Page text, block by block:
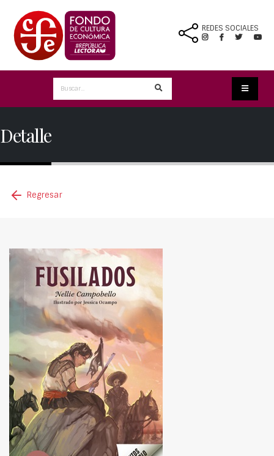
REDES SOCIALES
Detalle
Regresar